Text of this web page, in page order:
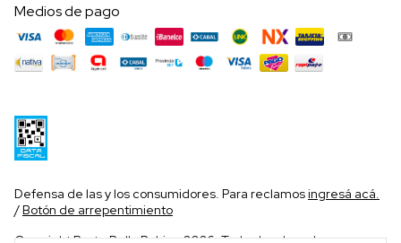
Medios de pago
Defensa de las y los consumidores. Para reclamosingresá acá.
/Botón de arrepentimiento